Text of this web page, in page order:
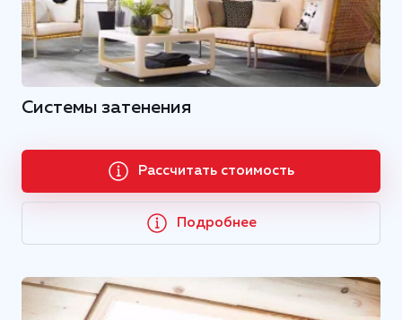
Системы затенения
Рассчитать стоимость
Подробнее